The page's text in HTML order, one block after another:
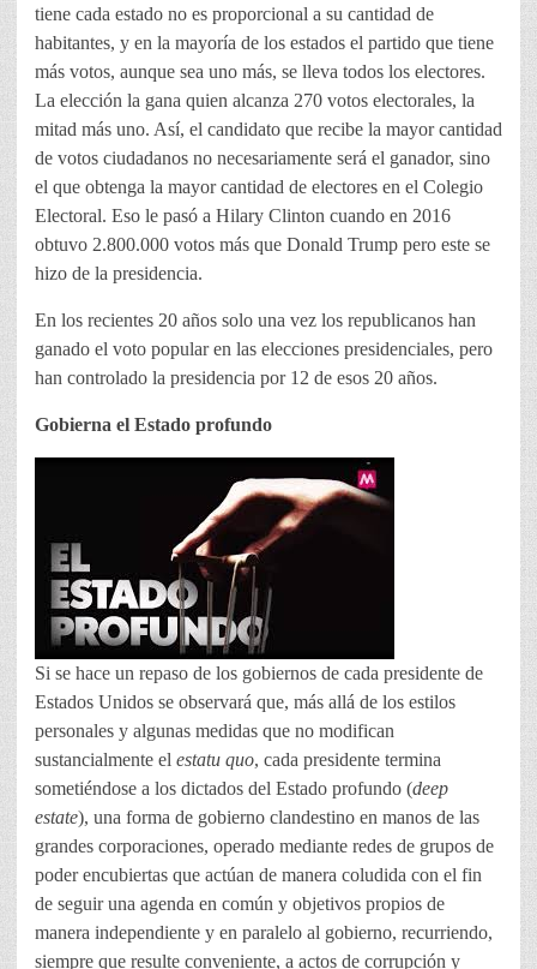
tiene cada estado no es proporcional a su cantidad de
habitantes, y en la mayoría de los estados el partido que tiene
más votos, aunque sea uno más, se lleva todos los electores.
La elección la gana quien alcanza 270 votos electorales, la
mitad más uno. Así, el candidato que recibe la mayor cantidad
de votos ciudadanos no necesariamente será el ganador, sino
el que obtenga la mayor cantidad de electores en el Colegio
Electoral. Eso le pasó a Hilary Clinton cuando en 2016
obtuvo 2.800.000 votos más que Donald Trump pero este se
hizo de la presidencia.
En los recientes 20 años solo una vez los republicanos han
ganado el voto popular en las elecciones presidenciales, pero
han controlado la presidencia por 12 de esos 20 años.
Gobierna el Estado profundo
Si se hace un repaso de los gobiernos de cada presidente de
Estados Unidos se observará que, más allá de los estilos
personales y algunas medidas que no modifican
sustancialmente el estatu quo, cada presidente termina
sometiéndose a los dictados del Estado profundo (deep
estate), una forma de gobierno clandestino en manos de las
grandes corporaciones, operado mediante redes de grupos de
poder encubiertas que actúan de manera coludida con el fin
de seguir una agenda en común y objetivos propios de
manera independiente y en paralelo al gobierno, recurriendo,
siempre que resulte conveniente, a actos de corrupción y